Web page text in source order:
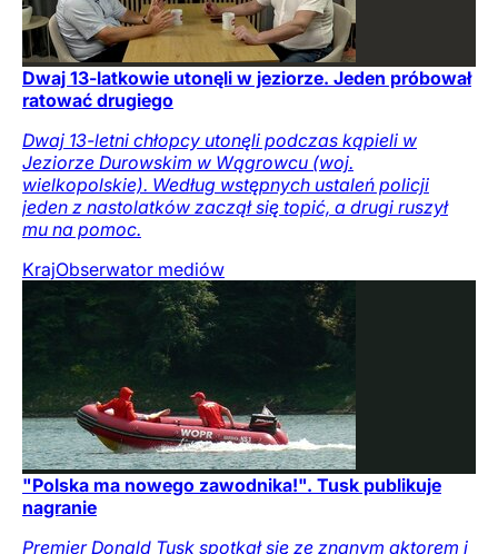
Dwaj 13-latkowie utonęli w jeziorze. Jeden próbował
ratować drugiego
Dwaj 13-letni chłopcy utonęli podczas kąpieli w
Jeziorze Durowskim w Wągrowcu (woj.
wielkopolskie). Według wstępnych ustaleń policji
jeden z nastolatków zaczął się topić, a drugi ruszył
mu na pomoc.
KrajObserwator mediów
"Polska ma nowego zawodnika!". Tusk publikuje
nagranie
Premier Donald Tusk spotkał się ze znanym aktorem i